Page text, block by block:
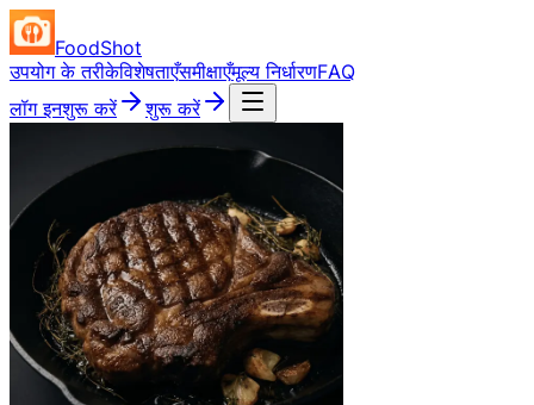
FoodShot
उपयोग के तरीकेविशेषताएँसमीक्षाएँमूल्य निर्धारणFAQ
लॉग इनशुरू करें शुरू करें